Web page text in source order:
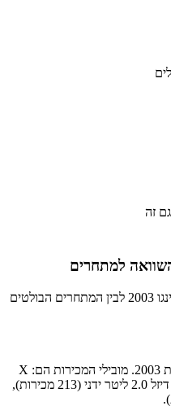
השוואת רמות הגימור של סיטרואן ברלינגו 2003 לבין המתחרים הבולטים
2682 רכבי סיטרואן ברלינגו נמכרו בשנת 2003. מובילי המכירות הם: X
דיזל 1.9 ליטר ידני (2407 מכירות), SX דיזל 2.0 ליטר ידני (213 מכירות),